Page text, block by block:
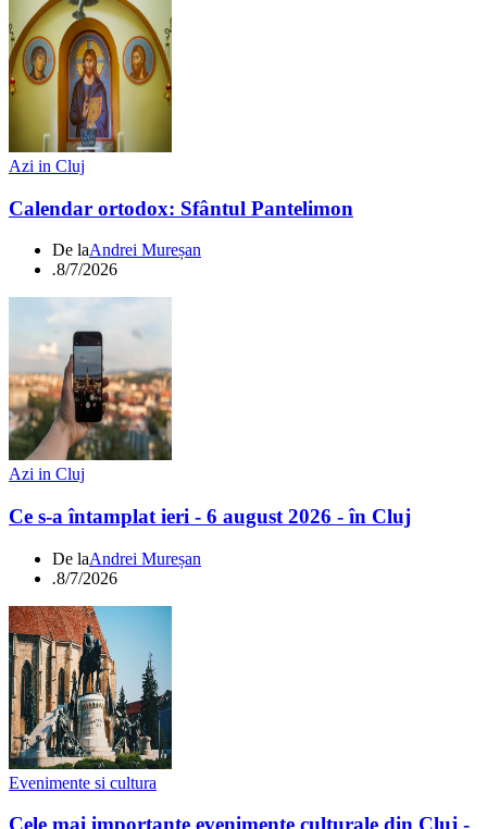
Azi in Cluj
Calendar ortodox: Sfântul Pantelimon
De laAndrei Mureșan
.8/7/2026
Azi in Cluj
Ce s-a întamplat ieri - 6 august 2026 - în Cluj
De laAndrei Mureșan
.8/7/2026
Evenimente si cultura